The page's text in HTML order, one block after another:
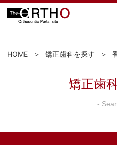
HOME 矯正歯科を探す
矯正歯
-